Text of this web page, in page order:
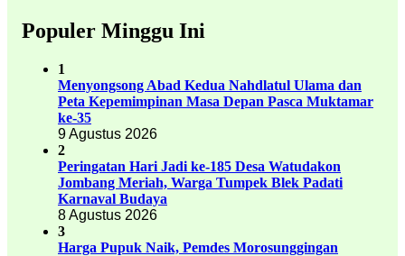
Populer Minggu Ini
1
Menyongsong Abad Kedua Nahdlatul Ulama dan
Peta Kepemimpinan Masa Depan Pasca Muktamar
ke-35
9 Agustus 2026
2
Peringatan Hari Jadi ke-185 Desa Watudakon
Jombang Meriah, Warga Tumpek Blek Padati
Karnaval Budaya
8 Agustus 2026
3
Harga Pupuk Naik, Pemdes Morosunggingan